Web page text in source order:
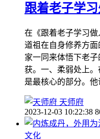
跟着老子学
在《跟着老子学习
道祖在自身修养方
家一同来体悟下老
获。一、柔弱处上
是最核心的部分。
天师府
2023-12-03 10:22:38
文化